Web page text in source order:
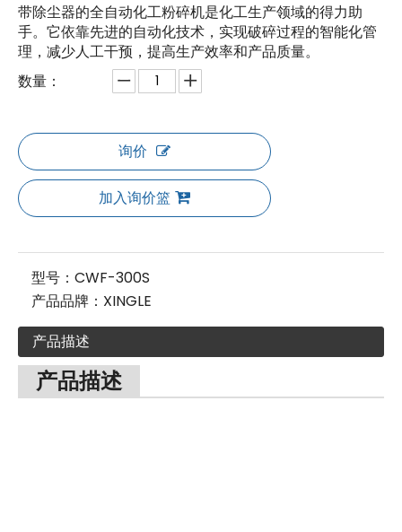
带除尘器的全自动化工粉碎机是化工生产领域的得力助
手。它依靠先进的自动化技术，实现破碎过程的智能化管
理，减少人工干预，提高生产效率和产品质量。
数量：
询价
加入询价篮
型号： CWF-300S
产品品牌： XINGLE
产品描述
产品描述